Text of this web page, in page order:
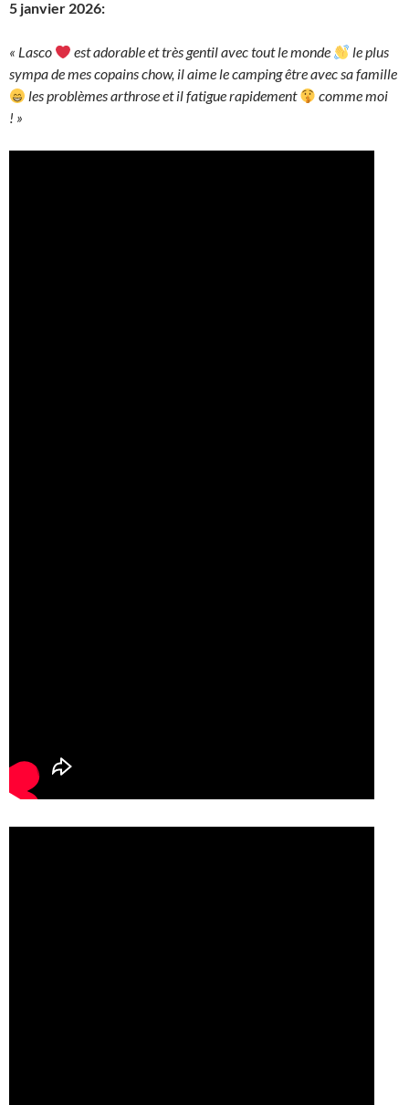
5 janvier 2026:
« Lasco est adorable et très gentil avec tout le monde
le plus
sympa de mes copains chow, il aime le camping être avec sa famille
les problèmes arthrose et il fatigue rapidement
comme moi
! »